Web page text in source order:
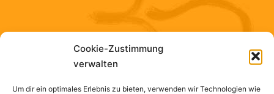
Cookie-Zustimmung
verwalten
Um dir ein optimales Erlebnis zu bieten, verwenden wir Technologien wie